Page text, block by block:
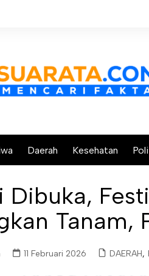
Daerah Kesehatan
Dibuka,
Tanam,
11 Februari 2026 DAERAH,